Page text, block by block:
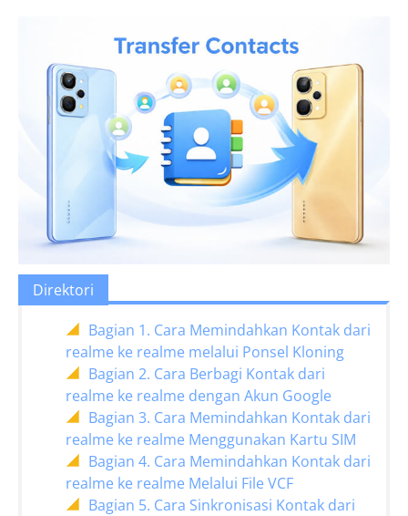
Direktori
Bagian 1. Cara Memindahkan Kontak dari
realme ke realme melalui Ponsel Kloning
Bagian 2. Cara Berbagi Kontak dari
realme ke realme dengan Akun Google
Bagian 3. Cara Memindahkan Kontak dari
realme ke realme Menggunakan Kartu SIM
Bagian 4. Cara Memindahkan Kontak dari
realme ke realme Melalui File VCF
Bagian 5. Cara Sinkronisasi Kontak dari